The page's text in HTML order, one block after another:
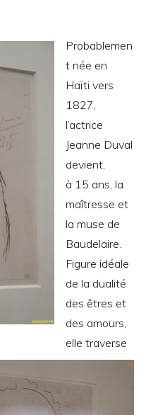
Probablemen
t née en
Haïti vers
1827,
l’actrice
Jeanne Duval
devient,
à 15 ans, la
maîtresse et
la muse de
Baudelaire.
Figure idéale
de la dualité
des êtres et
des amours,
elle traverse